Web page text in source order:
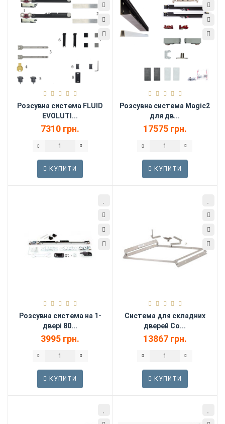
Розсувна система FLUID
EVOLUTI...
7310 грн.
КУПИТИ
Розсувна система Magic2
для дв...
17575 грн.
КУПИТИ
Розсувна система на 1-
двері 80...
3995 грн.
КУПИТИ
Система для складних
дверей Co...
13867 грн.
КУПИТИ